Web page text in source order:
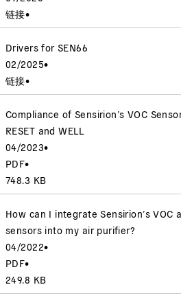
链接•
Drivers for SEN66
02/2025•
链接•
Compliance of Sensirion’s VOC
RESET and WELL
04/2023•
PDF•
748.3 KB
How can I integrate Sensirion’s VOC
sensors into my air purifier?
04/2022•
PDF•
249.8 KB